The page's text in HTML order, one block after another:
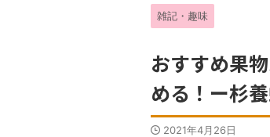
雑記・趣味
おすすめ果
める！ー杉
2021年4月26日